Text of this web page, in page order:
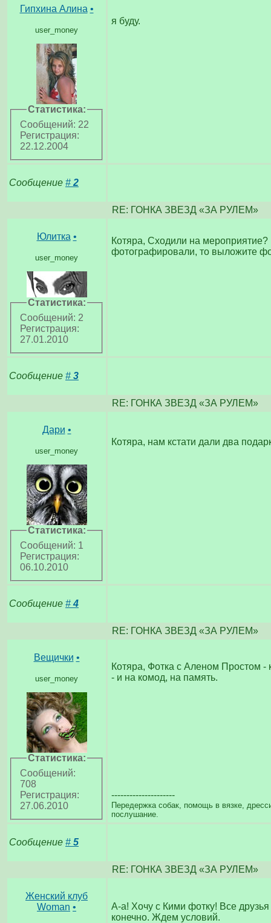
Гипхина Алина •
user_money
Статистика:
Сообщений: 22
Регистрация:
22.12.2004
я буду.
Сообщение # 2
RE: ГОНКА ЗВЕЗД «ЗА РУЛЕМ»
Юлитка •
user_money
Статистика:
Сообщений: 2
Регистрация:
27.01.2010
Котяра, Сходили на
фотографировали, то выложите
Сообщение # 3
RE: ГОНКА ЗВЕЗД «ЗА РУЛЕМ»
Дари •
user_money
Статистика:
Сообщений: 1
Регистрация:
06.10.2010
Котяра, нам кстати дали два
Сообщение #4
RE: ГОНКА ЗВЕЗД «ЗА РУЛЕМ»
Вещички •
user_money
Статистика:
Сообщений:
708
Регистрация:
27.06.2010
Котяра, Фотка с Аленом Простом -
- и на комод, на память.
---------------------
Передержка собак, помощь в вязке,
послушание.
Сообщение # 5
RE: ГОНКА ЗВЕЗД «ЗА РУЛЕМ»
Женский клуб
Woman •
А-а! Хочу с Кими фотку! Все
конечно. Ждем условий.